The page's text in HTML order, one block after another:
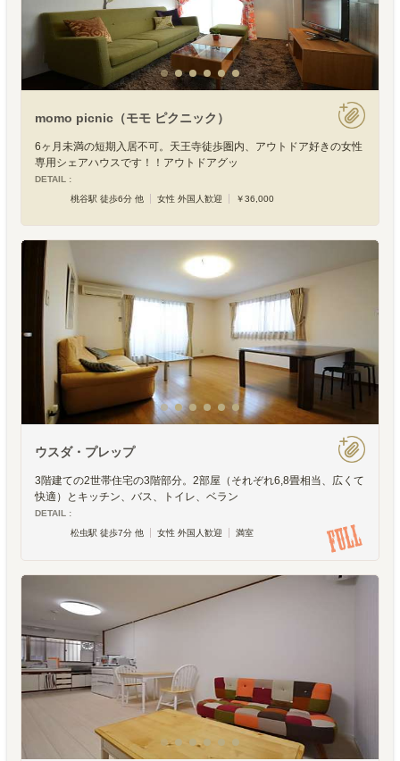
momo picnic（モモ ピクニック）
6ヶ月未満の短期入居不可。天王寺徒歩圏内、アウトドア好きの女性
専用シェアハウスです！！アウトドアグッ
DETAIL :
桃谷駅 徒歩6分 他
女性 外国人歓迎 ￥36,000
ウスダ・プレップ
3階建ての2世帯住宅の3階部分。2部屋（それぞれ6,8畳相当、広くて
快適）とキッチン、バス、トイレ、ベラン
DETAIL :
松虫駅 徒歩7分 他
女性 外国人歓迎 満室